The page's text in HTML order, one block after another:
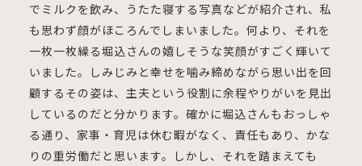
でミルクを飲み、うたた寝する写真などが紹介され、私
も思わず顔がほころんでしまいました。何より、それを
一枚一枚繰る堀込さんの嬉しそうな笑顔がすごく輝いて
いました。しみじみと幸せを噛み締めながら思い出を回
顧するその姿は、主夫という役割に余程やりがいを見出
しているのだと分かります。確かに堀込さんもおっしゃ
る通り、家事・育児は休む暇がなく、責任もあり、かな
りの重労働だと思います。しかし、それを踏まえても